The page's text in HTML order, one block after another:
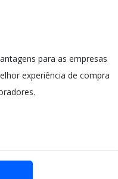
para as empresas
experiência de compra